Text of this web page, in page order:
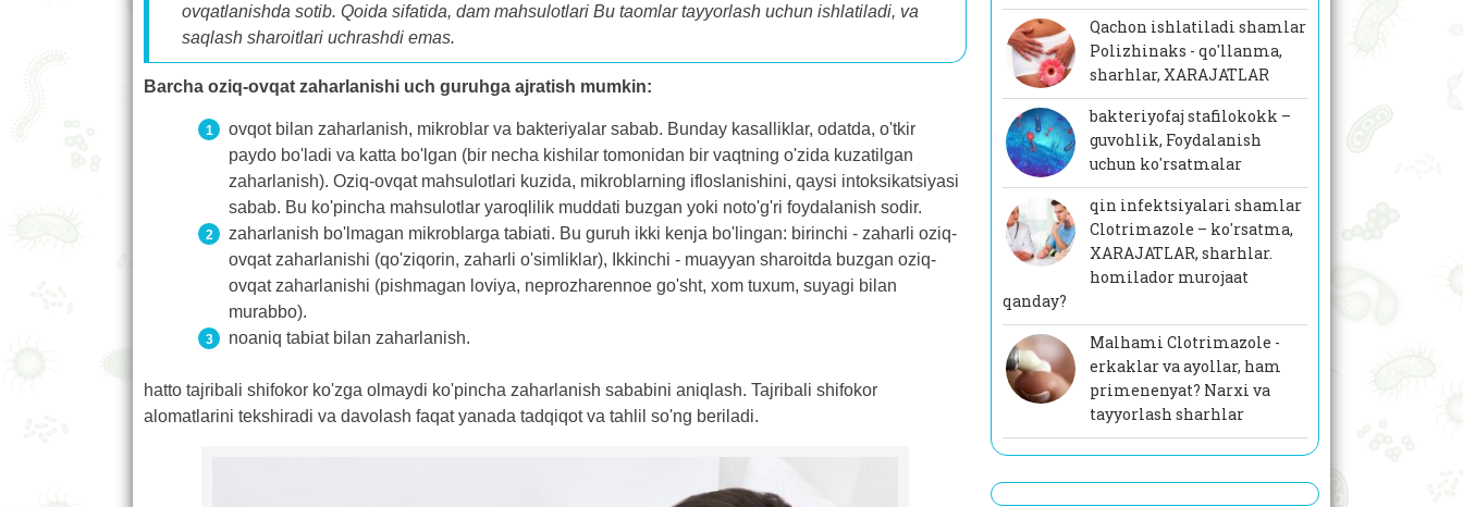
ovqatlanishda sotib. Qoida sifatida, dam mahsulotlari Bu taomlar tayyorlash uchun ishlatiladi, va
saqlash sharoitlari uchrashdi emas.
Barcha oziq-ovqat zaharlanishi uch guruhga ajratish mumkin:
ovqot bilan zaharlanish, mikroblar va bakteriyalar sabab. Bunday kasalliklar, odatda, o'tkir
paydo bo'ladi va katta bo'lgan (bir necha kishilar tomonidan bir vaqtning o'zida kuzatilgan
zaharlanish). Oziq-ovqat mahsulotlari kuzida, mikroblarning ifloslanishini, qaysi intoksikatsiyasi
sabab. Bu ko'pincha mahsulotlar yaroqlilik muddati buzgan yoki noto'g'ri foydalanish sodir.
zaharlanish bo'lmagan mikroblarga tabiati. Bu guruh ikki kenja bo'lingan: birinchi - zaharli oziq-
ovqat zaharlanishi (qo'ziqorin, zaharli o'simliklar), Ikkinchi - muayyan sharoitda buzgan oziq-
ovqat zaharlanishi (pishmagan loviya, neprozharennoe go'sht, xom tuxum, suyagi bilan
murabbo).
noaniq tabiat bilan zaharlanish.
hatto tajribali shifokor ko'zga olmaydi ko'pincha zaharlanish sababini aniqlash. Tajribali shifokor
alomatlarini tekshiradi va davolash faqat yanada tadqiqot va tahlil so'ng beriladi.
Qachon ishlatiladi shamlar
Polizhinaks - qo'llanma,
sharhlar, XARAJATLAR
bakteriyofaj stafilokokk –
guvohlik, Foydalanish
uchun ko'rsatmalar
qin infektsiyalari shamlar
Clotrimazole – ko'rsatma,
XARAJATLAR, sharhlar.
homilador murojaat
qanday?
Malhami Clotrimazole -
erkaklar va ayollar, ham
primenenyat? Narxi va
tayyorlash sharhlar